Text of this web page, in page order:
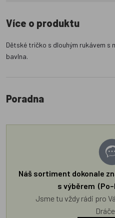
Více o produktu
Dětské tričko s dlouhým rukávem s
bavlna.
Poradna
Náš sortiment dokonale
s výběrem
Jsme tu vždy rádi pro